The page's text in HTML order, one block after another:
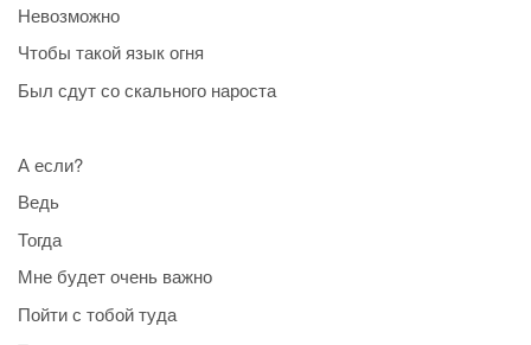
Невозможно
Чтобы такой язык огня
Был сдут со скального нароста
А если?
Ведь
Тогда
Мне будет очень важно
Пойти с тобой туда